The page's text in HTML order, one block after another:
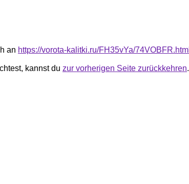
an https://vorota-kalitki.ru/FH35vYa/74VOBFR.html
kannst du zur vorherigen Seite zurückkehren.